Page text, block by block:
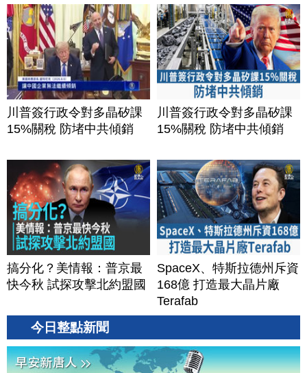
川普簽行政令對多晶矽課
15%關稅 防堵中共傾銷
川普簽行政令對多晶矽課
15%關稅 防堵中共傾銷
搞分化？美情報：普京最
快今秋 試探攻擊北約盟國
SpaceX、特斯拉德州斥資
168億 打造最大晶片廠
Terafab
今日整點新聞